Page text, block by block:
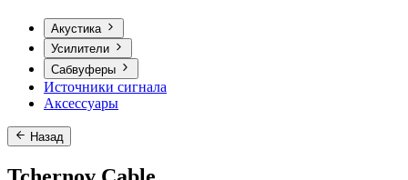
Акустика
Усилители
Сабвуферы
Источники сигнала
Аксессуары
Назад